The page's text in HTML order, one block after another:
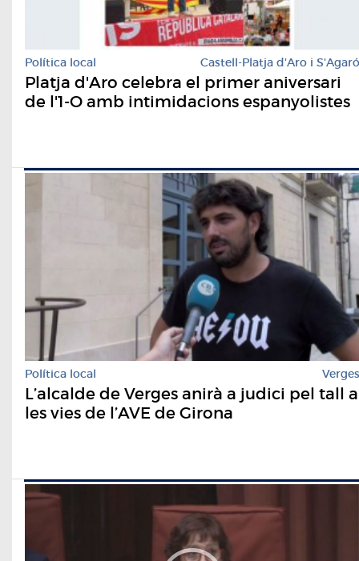
Política local Castell-Platja d'Aro i S'Agaró
Platja d'Aro celebra el primer aniversari
de l'1-O amb intimidacions espanyolistes
Política local Verges
L’alcalde de Verges anirà a judici pel tall a
les vies de l’AVE de Girona